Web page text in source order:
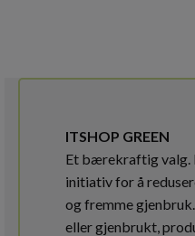
ITSHOP GREEN
Et bærekraftig valg.
initiativ for å
og fremme
eller gjenbrukt,